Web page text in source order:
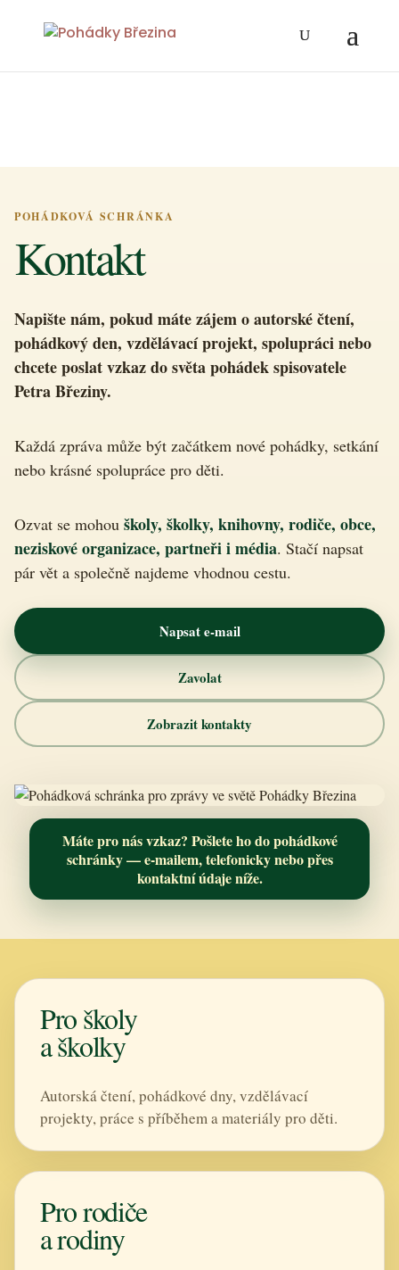
POHÁDKOVÁ SCHRÁNKA
Kontakt
Napište nám, pokud máte zájem o autorské čtení,
pohádkový den, vzdělávací projekt, spolupráci nebo
chcete poslat vzkaz do světa pohádek spisovatele
Petra Březiny.
Každá zpráva může být začátkem nové pohádky, setkání
nebo krásné spolupráce pro děti.
Ozvat se mohou školy, školky, knihovny, rodiče, obce,
neziskové organizace, partneři i média. Stačí napsat
pár vět a společně najdeme vhodnou cestu.
Napsat e-mail
Zavolat
Zobrazit kontakty
Máte pro nás vzkaz? Pošlete ho do pohádkové
schránky — e-mailem, telefonicky nebo přes
kontaktní údaje níže.
Pro školy
a školky
Autorská čtení, pohádkové dny, vzdělávací
projekty, práce s příběhem a materiály pro děti.
Pro rodiče
a rodiny